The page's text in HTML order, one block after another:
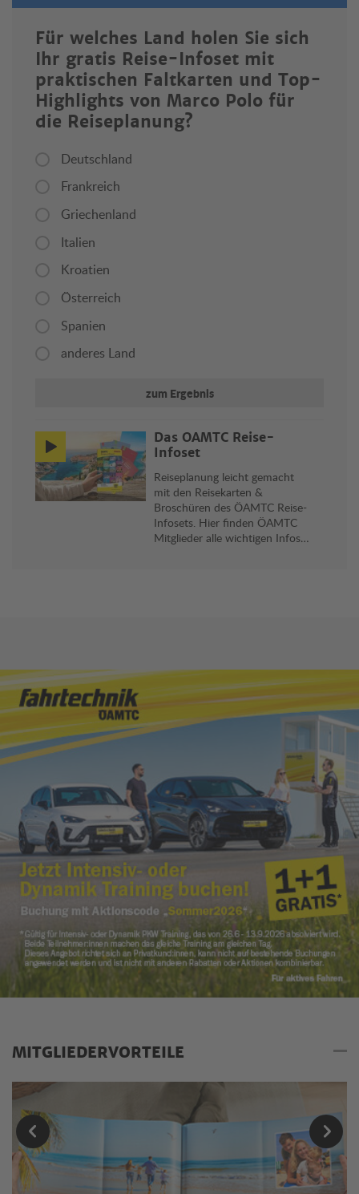
Für welches Land holen Sie sich
Ihr gratis Reise-Infoset mit
praktischen Faltkarten und Top-
Highlights von Marco Polo für
die Reiseplanung?
Deutschland
Frankreich
Griechenland
Italien
Kroatien
Österreich
Spanien
anderes Land
zum Ergebnis
Das ÖAMTC Reise-
Infoset
Reiseplanung leicht gemacht
mit den Reisekarten &
Broschüren des ÖAMTC Reise-
Infosets. Hier finden ÖAMTC
Mitglieder alle wichtigen Infos
MITGLIEDERVORTEILE
Mitgliedervorteile